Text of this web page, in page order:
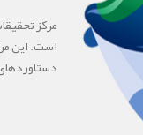
دستاوردهای